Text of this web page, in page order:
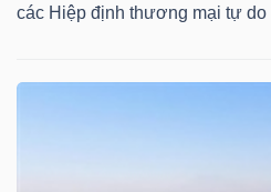
các Hiệp định thương mại tự do